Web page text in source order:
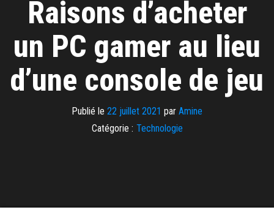
Raisons d’acheter
un PC gamer au lieu
d’une console de jeu
Publié le 22 juillet 2021 par Amine
Catégorie : Technologie